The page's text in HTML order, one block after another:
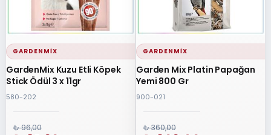
GARDENMIX
GardenMix Kuzu Etli Köpek
Stick Ödül 3 x 11gr
580-202
₺ 96,00
GARDENMIX
Garden Mix Platin Papağan
Yemi 800 Gr
900-021
₺ 360,00